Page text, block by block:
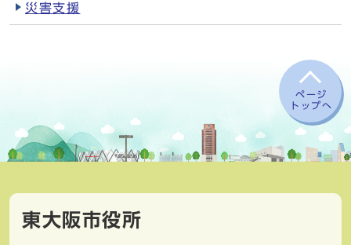
災害支援
ページ
トップへ
東大阪市役所